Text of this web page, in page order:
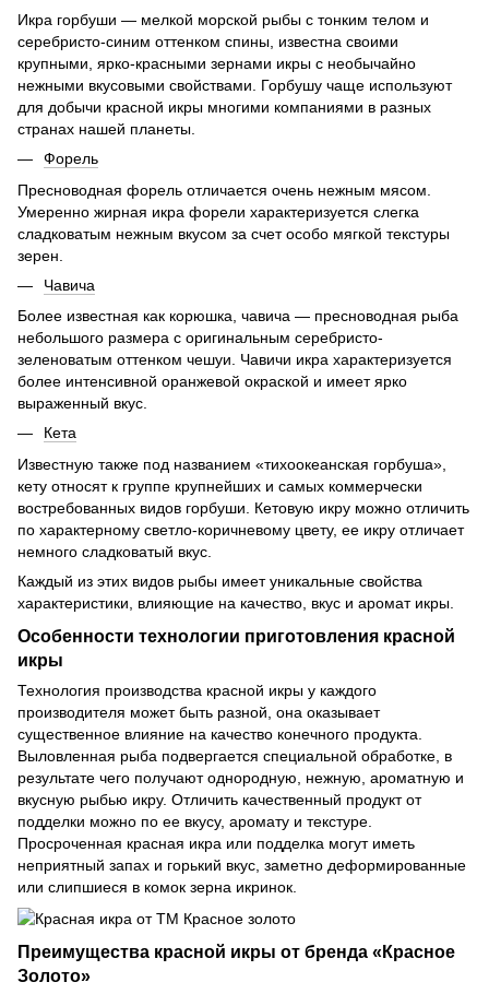
Икра горбуши — мелкой морской рыбы с тонким телом и
серебристо-синим оттенком спины, известна своими
крупными, ярко-красными зернами икры с необычайно
нежными вкусовыми свойствами. Горбушу чаще используют
для добычи красной икры многими компаниями в разных
странах нашей планеты.
Форель
Пресноводная форель отличается очень нежным мясом.
Умеренно жирная икра форели характеризуется слегка
сладковатым нежным вкусом за счет особо мягкой текстуры
зерен.
Чавича
Более известная как корюшка, чавича — пресноводная рыба
небольшого размера с оригинальным серебристо-
зеленоватым оттенком чешуи. Чавичи икра характеризуется
более интенсивной оранжевой окраской и имеет ярко
выраженный вкус.
Кета
Известную также под названием «тихоокеанская горбуша»,
кету относят к группе крупнейших и самых коммерчески
востребованных видов горбуши. Кетовую икру можно отличить
по характерному светло-коричневому цвету, ее икру отличает
немного сладковатый вкус.
Каждый из этих видов рыбы имеет уникальные свойства
характеристики, влияющие на качество, вкус и аромат икры.
Особенности технологии приготовления красной
икры
Технология производства красной икры у каждого
производителя может быть разной, она оказывает
существенное влияние на качество конечного продукта.
Выловленная рыба подвергается специальной обработке, в
результате чего получают однородную, нежную, ароматную и
вкусную рыбью икру. Отличить качественный продукт от
подделки можно по ее вкусу, аромату и текстуре.
Просроченная красная икра или подделка могут иметь
неприятный запах и горький вкус, заметно деформированные
или слипшиеся в комок зерна икринок.
Преимущества красной икры от бренда «Красное
Золото»